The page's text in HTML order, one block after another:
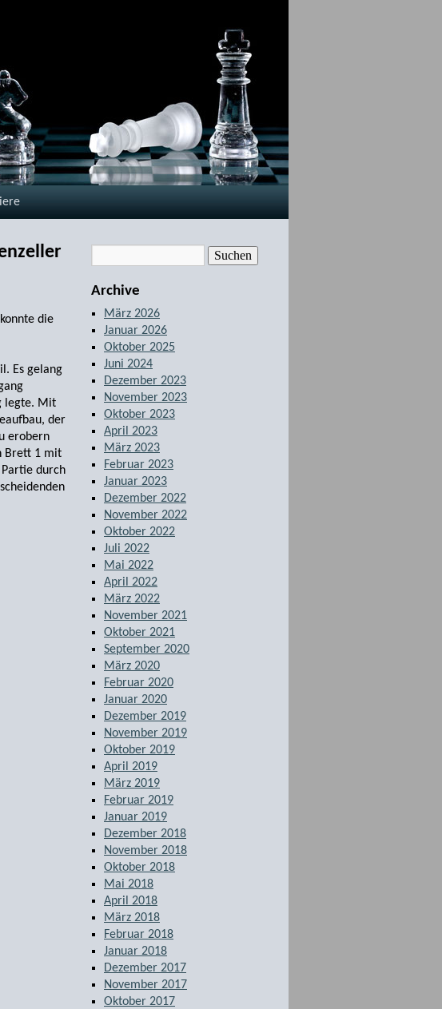
die
Es gelang
legte. Mit
der
erobern
Brett 1 mit
durch
Archive
März 2026
Januar 2026
Oktober 2025
Juni 2024
Dezember 2023
November 2023
Oktober 2023
April 2023
März 2023
Februar 2023
Januar 2023
Dezember 2022
November 2022
Oktober 2022
Juli 2022
Mai 2022
April 2022
März 2022
November 2021
Oktober 2021
September 2020
März 2020
Februar 2020
Januar 2020
Dezember 2019
November 2019
Oktober 2019
April 2019
März 2019
Februar 2019
Januar 2019
Dezember 2018
November 2018
Oktober 2018
Mai 2018
April 2018
März 2018
Februar 2018
Januar 2018
Dezember 2017
November 2017
Oktober 2017